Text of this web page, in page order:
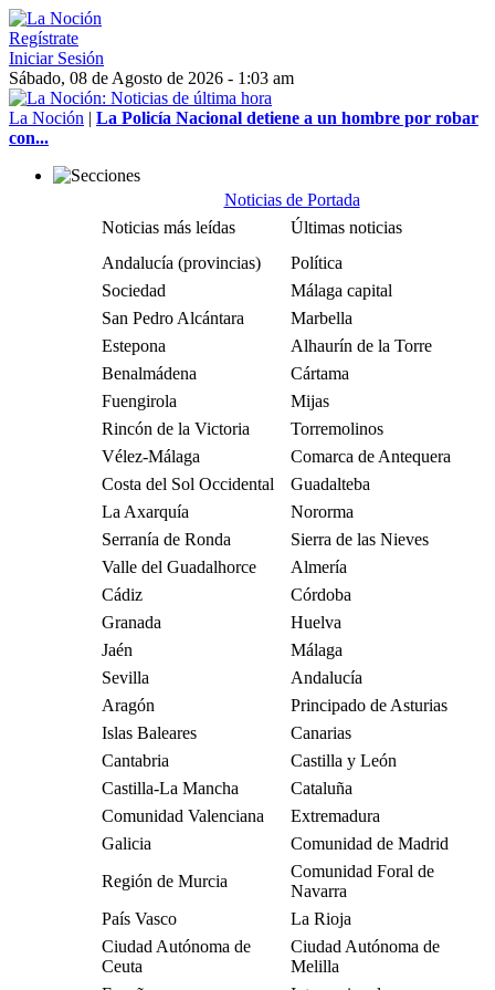
Regístrate
Iniciar Sesión
Sábado, 08 de Agosto de 2026 - 1:03 am
La Noción | La Policía Nacional detiene a un hombre por robar
con...
Noticias de Portada
Noticias más leídas
Últimas noticias
Andalucía (provincias)
Política
Sociedad
Málaga capital
San Pedro Alcántara
Marbella
Estepona
Alhaurín de la Torre
Benalmádena
Cártama
Fuengirola
Mijas
Rincón de la Victoria
Torremolinos
Vélez-Málaga
Comarca de Antequera
Costa del Sol Occidental
Guadalteba
La Axarquía
Nororma
Serranía de Ronda
Sierra de las Nieves
Valle del Guadalhorce
Almería
Cádiz
Córdoba
Granada
Huelva
Jaén
Málaga
Sevilla
Andalucía
Aragón
Principado de Asturias
Islas Baleares
Canarias
Cantabria
Castilla y León
Castilla-La Mancha
Cataluña
Comunidad Valenciana
Extremadura
Galicia
Comunidad de Madrid
Región de Murcia
Comunidad Foral de
Navarra
País Vasco
La Rioja
Ciudad Autónoma de
Ceuta
Ciudad Autónoma de
Melilla